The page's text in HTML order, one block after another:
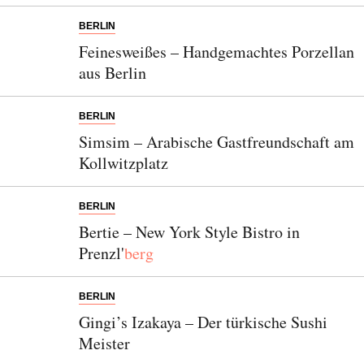
BERLIN
Feinesweißes – Handgemachtes Porzellan
aus Berlin
BERLIN
Simsim – Arabische Gastfreundschaft am
Kollwitzplatz
BERLIN
Bertie – New York Style Bistro in
Prenzl'berg
BERLIN
Gingi’s Izakaya – Der türkische Sushi
Meister